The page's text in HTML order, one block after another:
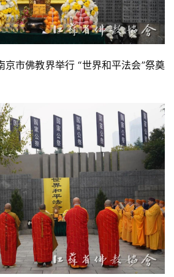
京市佛教界举行 “世界和平法会”祭奠